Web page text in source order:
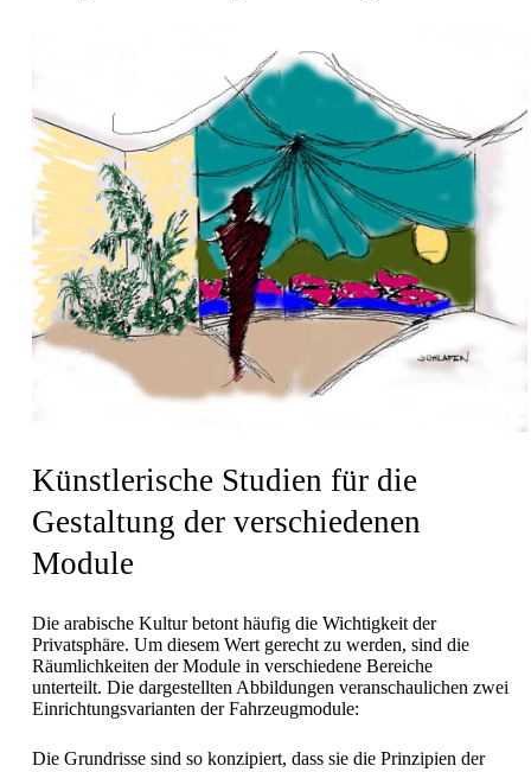
Künstlerische Studien für die
Gestaltung der verschiedenen
Module
Die arabische Kultur betont häufig die Wichtigkeit der
Privatsphäre. Um diesem Wert gerecht zu werden, sind die
Räumlichkeiten der Module in verschiedene Bereiche
unterteilt. Die dargestellten Abbildungen veranschaulichen zwei
Einrichtungsvarianten der Fahrzeugmodule:
Die Grundrisse sind so konzipiert, dass sie die Prinzipien der